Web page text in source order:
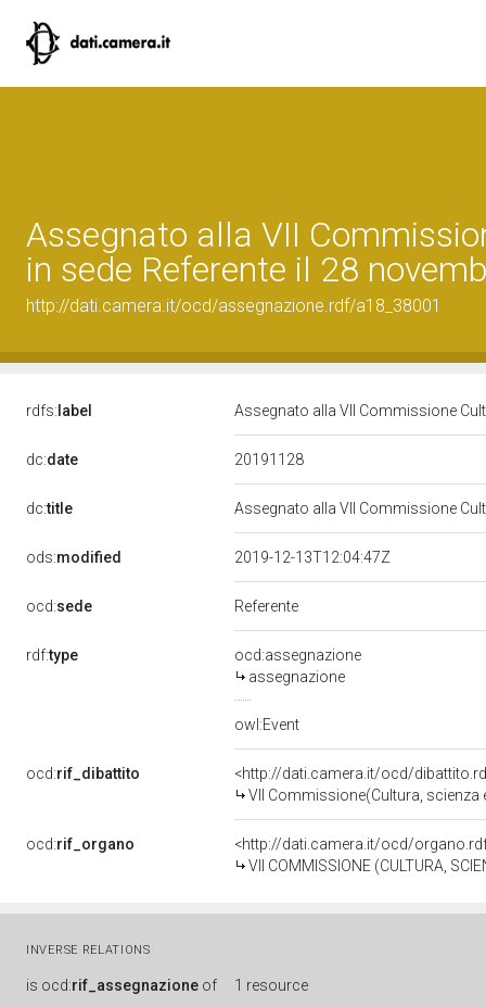
Assegnato alla VII
in sede Referente il 28
http://dati.camera.it/ocd/assegnazione.rdf/a18_38001
rdfs: label Assegnato alla VII Commissione
dc:date 20191128
dc:title Assegnato alla VII Commissione
ods:modified 2019-12-13T12:04:47Z
ocd:sede Referente
rdf:type
ocd:assegnazione
assegnazione
owl:Event
ocd:rif_dibattito
<http://dati.camera.it/ocd/
VII Commissione(Cultura, scienza
ocd:rif_organo
<http://dati.camera.it/ocd/
VII COMMISSIONE (CULTURA,
INVERSE RELATIONS
is ocd:rif_assegnazione of 1 resource